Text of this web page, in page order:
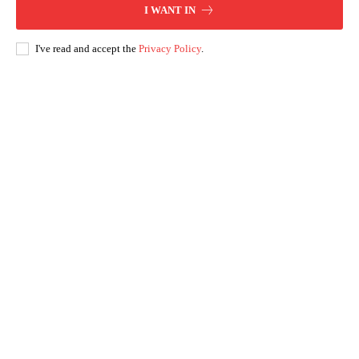
I WANT IN
I've read and accept the Privacy Policy.